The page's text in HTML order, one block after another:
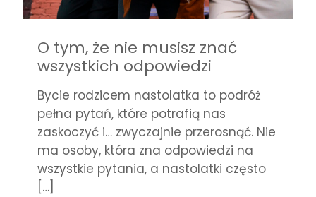
O tym, że nie musisz znać
wszystkich odpowiedzi
Bycie rodzicem nastolatka to podróż
pełna pytań, które potrafią nas
zaskoczyć i… zwyczajnie przerosnąć. Nie
ma osoby, która zna odpowiedzi na
wszystkie pytania, a nastolatki często
[…]